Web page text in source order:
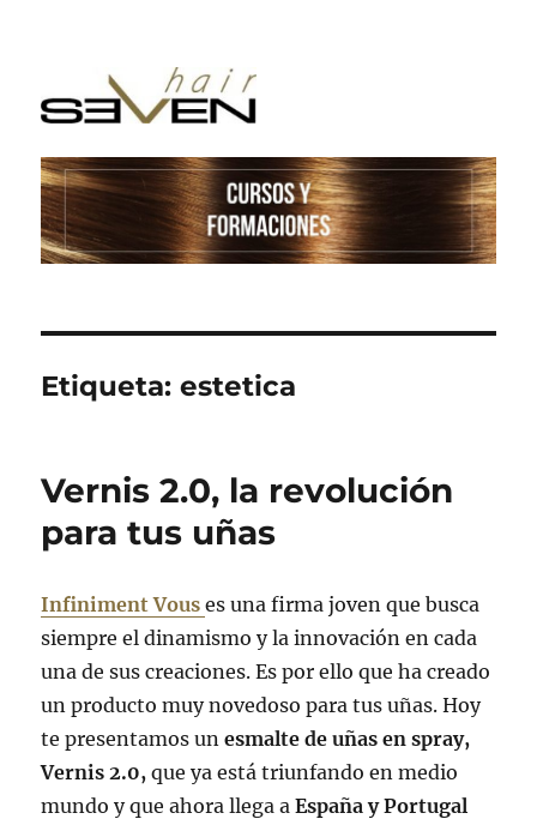
Etiqueta:estetica
Vernis 2.0, la revolución
para tus uñas
Infiniment Vous es una firma joven que busca
siempre el dinamismo y la innovación en cada
una de sus creaciones. Es por ello que ha creado
un producto muy novedoso para tus uñas. Hoy
te presentamos unesmalte de uñas en spray,
Vernis 2.0, que ya está triunfando en medio
mundo y que ahora llega aEspaña y Portugal